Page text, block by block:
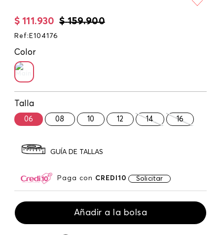
$ 159.900
$ 111 .930
Ref : E104176
Color
Talla
06 08 10 12 14 16
GUÍA DE TALLAS
Paga con CREDI10 Solicitar
Añadir a la bolsa